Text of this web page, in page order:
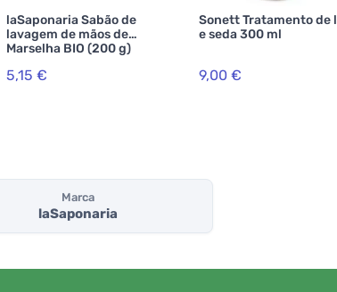
laSaponaria Sabão de
lavagem de mãos de
Marselha BIO (200 g)
5,15 €
Sonett Tratamento de
e seda 300 ml
9,00 €
Marca
laSaponaria